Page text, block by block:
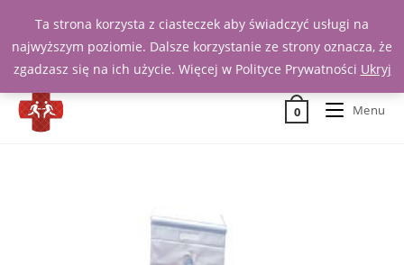
Zadzwoń 539 391 290
0 Menu
Ta strona korzysta z ciasteczek aby świadczyć usługi na
najwyższym poziomie. Dalsze korzystanie ze strony oznacza, że
zgadzasz się na ich użycie. Więcej w Polityce Prywatności Ukryj